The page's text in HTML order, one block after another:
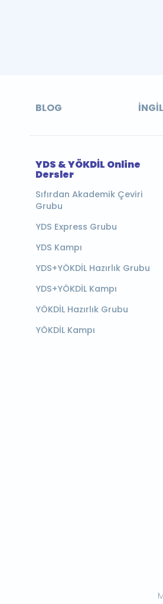
BLOG
YDS & YÖKDİL Online
Dersler
Sıfırdan Akademik Çeviri
Grubu
YDS Express Grubu
YDS Kampı
YDS+YÖKDİL Hazırlık Grubu
YDS+YÖKDİL Kampı
YÖKDİL Hazırlık Grubu
YÖKDİL Kampı